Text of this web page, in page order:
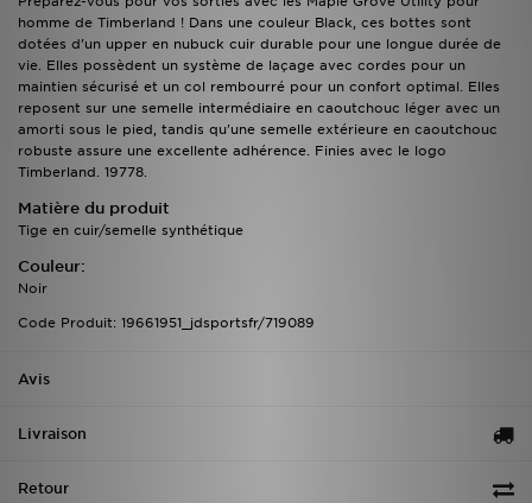
homme de Timberland ! Dans une couleur Black, ces bottes sont
dotées d'un upper en nubuck cuir durable pour une longue durée de
vie. Elles possèdent un système de laçage avec cordes pour un
maintien sécurisé et un col rembourré pour un confort optimal. Elles
reposent sur une semelle intermédiaire en caoutchouc léger avec un
amorti sous le pied, tandis qu'une semelle extérieure en caoutchouc
robuste assure une excellente adhérence. Finies avec le logo
Timberland. 19778.
Matière du produit
Tige en cuir/semelle synthétique
Couleur:
Noir
Code Produit: 19661951_jdsportsfr/719089
Avis
Livraison
Retour